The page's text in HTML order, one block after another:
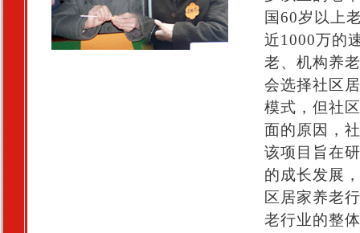
国60岁以上
近1000万的
老、机构养
会选择社区
模式，但社
面的原因，
该项目旨在
的成长发展
区居家养老
老行业的整